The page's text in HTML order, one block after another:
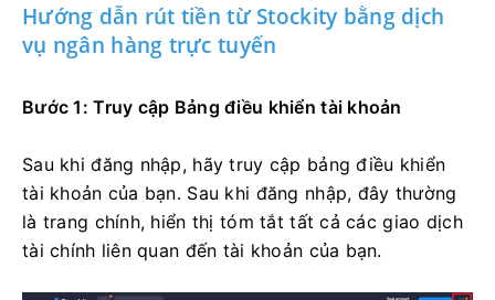
Hướng dẫn rút tiền từ Stockity bằng dịch
vụ ngân hàng trực tuyến
Bước 1: Truy cập Bảng điều khiển tài khoản
Sau khi đăng nhập, hãy truy cập bảng điều khiển
tài khoản của bạn. Sau khi đăng nhập, đây thường
là trang chính, hiển thị tóm tắt tất cả các giao dịch
tài chính liên quan đến tài khoản của bạn.